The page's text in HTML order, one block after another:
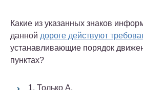
Какие из указанных знаков
данной дороге действуют
устанавливающие порядок
пунктах?
1. Только А.